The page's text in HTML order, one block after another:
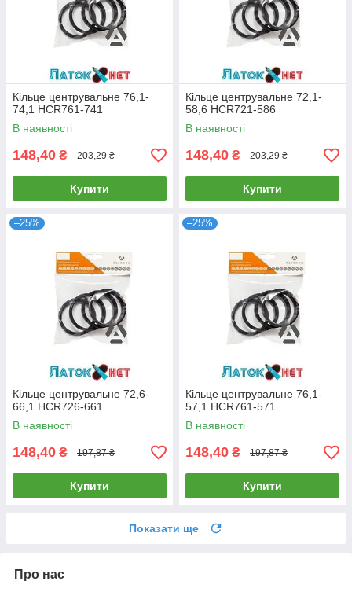
Кільце центрувальне 76,1-
74,1 HCR761-741
В наявності
148,40 ₴ 203,29 ₴
Купити
Кільце центрувальне 72,1-
58,6 HCR721-586
В наявності
148,40 ₴ 203,29 ₴
Купити
–25%
Кільце центрувальне 72,6-
66,1 HCR726-661
В наявності
148,40 ₴ 197,87 ₴
Купити
–25%
Кільце центрувальне 76,1-
57,1 HCR761-571
В наявності
148,40 ₴ 197,87 ₴
Купити
Показати ще
Про нас